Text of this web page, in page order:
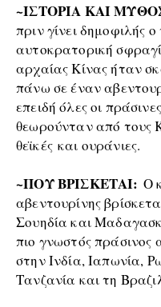
~ΙΣΤΟΡΙΑ ΚΑΙ
πριν γίνει δημοφιλής
αυτοκρατορική
αρχαίας Κίνας ήταν
πάνω σε έναν
επειδή όλες οι
θεωρούνταν από τους
θεϊκέςκαι ουράνιες.
~ΠΟΥ ΒΡΙΣΚΕΤΑΙ: Ο
αβεντουρίνης
Σουηδία και
πιο γνωστός πράσινος
στην Ινδία, Ιαπωνία,
Τανζανία και τη